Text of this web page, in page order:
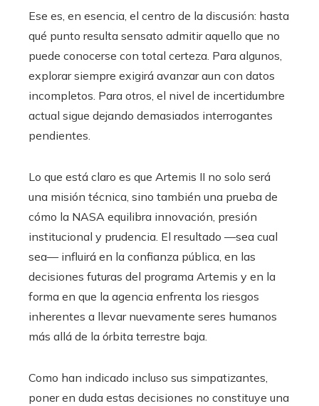
Ese es, en esencia, el centro de la discusión: hasta
qué punto resulta sensato admitir aquello que no
puede conocerse con total certeza. Para algunos,
explorar siempre exigirá avanzar aun con datos
incompletos. Para otros, el nivel de incertidumbre
actual sigue dejando demasiados interrogantes
pendientes.
Lo que está claro es que Artemis II no solo será
una misión técnica, sino también una prueba de
cómo la NASA equilibra innovación, presión
institucional y prudencia. El resultado —sea cual
sea— influirá en la confianza pública, en las
decisiones futuras del programa Artemis y en la
forma en que la agencia enfrenta los riesgos
inherentes a llevar nuevamente seres humanos
más allá de la órbita terrestre baja.
Como han indicado incluso sus simpatizantes,
poner en duda estas decisiones no constituye una